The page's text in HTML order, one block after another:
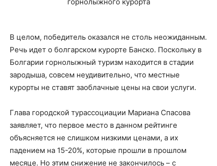
В целом, победитель оказался не столь неожиданным.
Речь идет о болгарском курорте Банско. Поскольку в
Болгарии горнолыжный туризм находится в стадии
зародыша, совсем неудивительно, что местные
курорты не ставят заоблачные цены на свои услуги.
Глава городской турассоциации Мариана Спасова
заявляет, что первое место в данном рейтинге
объясняется не слишком низкими ценами, а их
падением на 15-20%, которые прошли в прошлом
месяце. Но этим снижение не закончилось – с